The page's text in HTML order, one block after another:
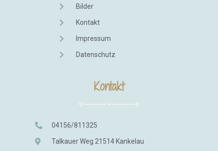
Bilder
Kontakt
Impressum
Datenschutz
Kontakt
04156/811325
Talkauer Weg 21514 Kankelau